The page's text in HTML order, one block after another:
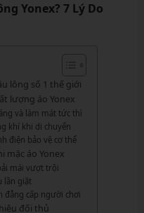
Yonex? 7 Lý Do
lông số 1 thế giới
lượng áo Yonex
và làm mát tức thì
khí khi di chuyển
điện bảo vệ cơ thể
mặc áo Yonex
mái vượt trội
lần giặt
đẳng cấp người chơi
đối thủ